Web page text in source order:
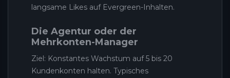
langsame Likes auf Evergreen-Inhalten.
Die Agentur oder der
Mehrkonten-Manager
Ziel: Konstantes Wachstum auf 5 bis 20
Kundenkonten halten. Typisches